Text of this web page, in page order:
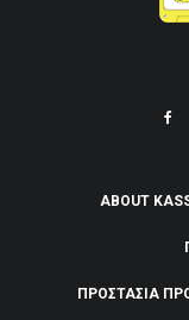
ABOUT
ΠΡΟΣΤΑΣΊΑ